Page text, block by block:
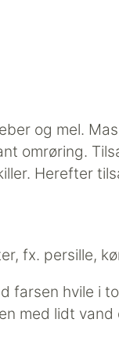
og mel.
omrøring.
Herefter
fx. persille,
farsen hvile i
med lidt vand